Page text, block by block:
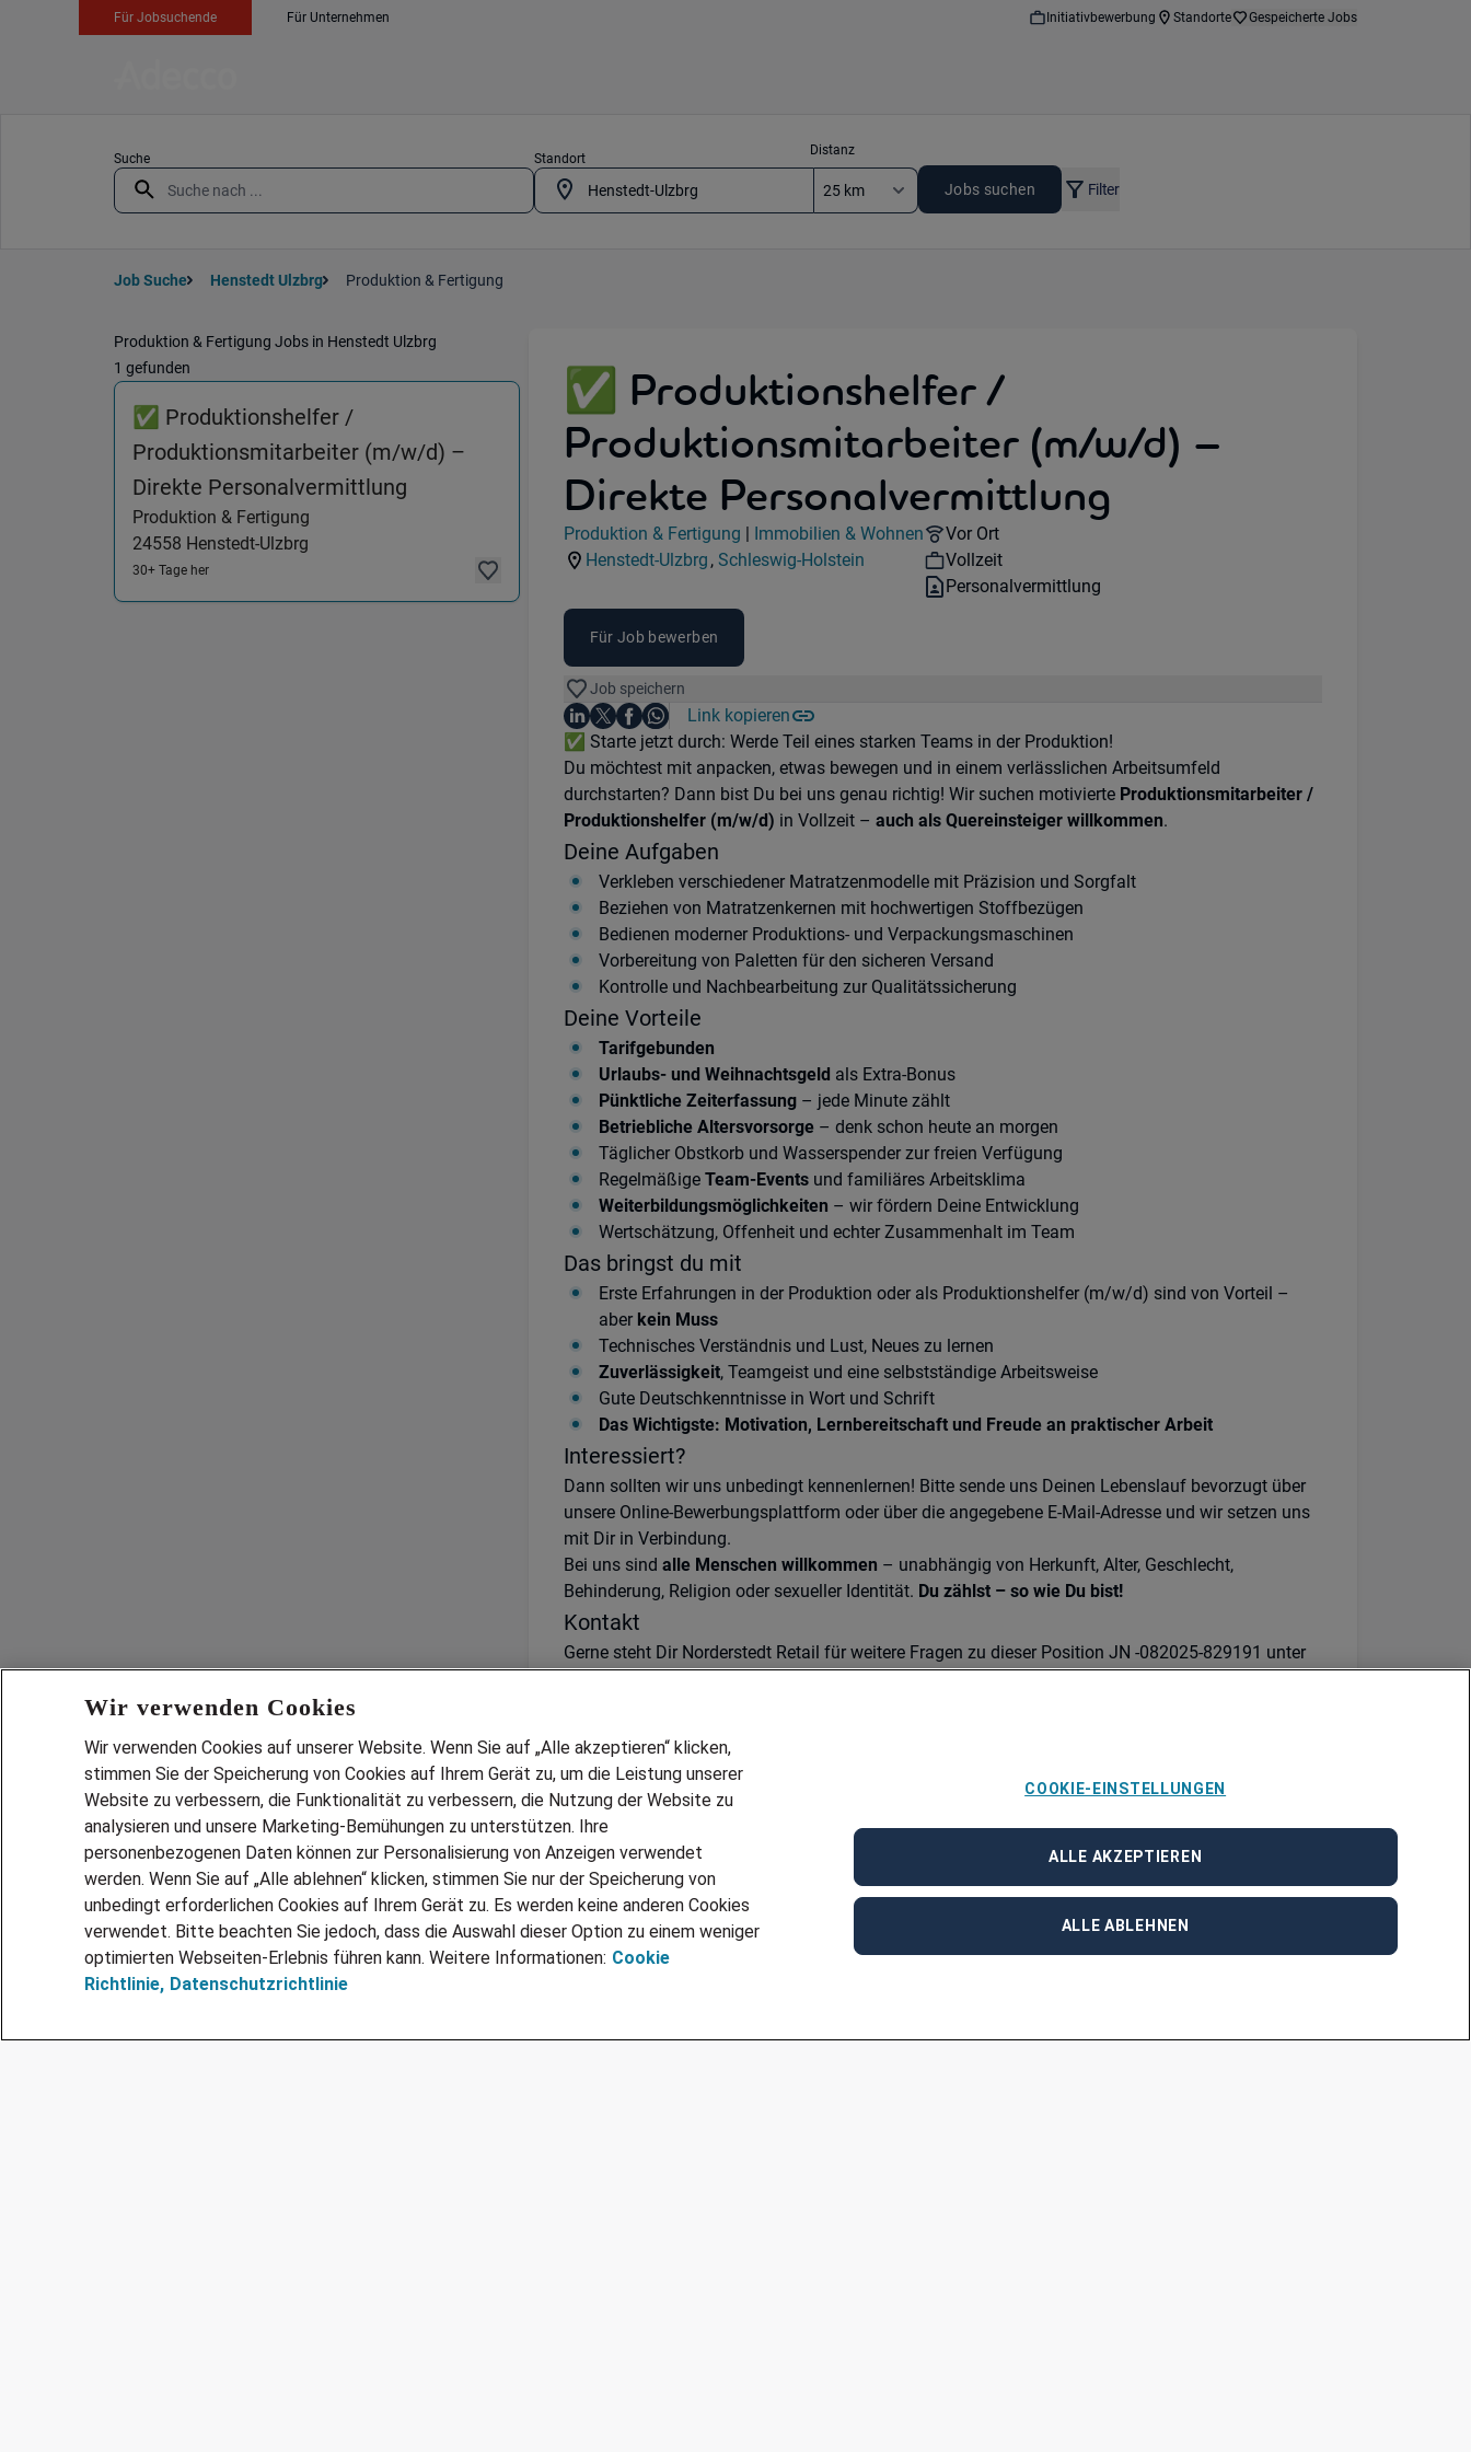
Für Jobsuchende Für Unternehmen Initiativbewerbung Standorte Gespeicherte Jobs
Suche Standort
Distanz
Jobs suchen Filter
Job Suche Henstedt Ulzbrg Produktion & Fertigung
Produktion & Fertigung Jobs in Henstedt Ulzbrg
1 gefunden
✅ Produktionshelfer /
Produktionsmitarbeiter (m/w/d) –
Direkte Personalvermittlung (Produktion & Fertigung) in 24558 Henstedt-Ulzbrg
Produktion & Fertigung
24558 Henstedt-Ulzbrg
30+ Tage her
✅ Produktionshelfer /
Produktionsmitarbeiter (m/w/d) –
Direkte Personalvermittlung
Jobdetails
Kategorie:
Produktion & Fertigung |
Industry:
Immobilien & Wohnen
Standorte:
Henstedt-Ulzbrg ,
Region:
Schleswig-Holstein
Remote Option:
Vor Ort
Workhours:
Vollzeit
Vertragsart:
Personalvermittlung
Für Job bewerben
Job speichern
Teile diesen Job
Auf LinkedIn teilen
Auf X teilen
Auf Facebook teilen
Auf WhatsApp teilen
Link kopieren
Einleitung
✅ Starte jetzt durch: Werde Teil eines starken Teams in der Produktion!
Du möchtest mit anpacken, etwas bewegen und in einem verlässlichen Arbeitsumfeld
durchstarten? Dann bist Du bei uns genau richtig! Wir suchen motivierte Produktionsmitarbeiter /
Produktionshelfer (m/w/d) in Vollzeit – auch als Quereinsteiger willkommen.
Deine Aufgaben
Verkleben verschiedener Matratzenmodelle mit Präzision und Sorgfalt
Beziehen von Matratzenkernen mit hochwertigen Stoffbezügen
Bedienen moderner Produktions- und Verpackungsmaschinen
Vorbereitung von Paletten für den sicheren Versand
Kontrolle und Nachbearbeitung zur Qualitätssicherung
Deine Vorteile
Tarifgebunden
Urlaubs- und Weihnachtsgeld als Extra-Bonus
Pünktliche Zeiterfassung– jede Minute zählt
Betriebliche Altersvorsorge– denk schon heute an morgen
Täglicher Obstkorb und Wasserspender zur freien Verfügung
Regelmäßige Team-Eventsund familiäres Arbeitsklima
Weiterbildungsmöglichkeiten – wir fördern Deine Entwicklung
Wertschätzung, Offenheit und echter Zusammenhalt im Team
Das bringst du mit
Erste Erfahrungen in der Produktion oder als Produktionshelfer (m/w/d) sind von Vorteil –
aber kein Muss
Technisches Verständnis und Lust, Neues zu lernen
Zuverlässigkeit, Teamgeist und eine selbstständige Arbeitsweise
Gute Deutschkenntnisse in Wort und Schrift
Das Wichtigste: Motivation, Lernbereitschaft und Freude an praktischer Arbeit
Interessiert?
Dann sollten wir uns unbedingt kennenlernen! Bitte sende uns Deinen Lebenslauf bevorzugt über
unsere Online-Bewerbungsplattform oder über die angegebene E-Mail-Adresse und wir setzen uns
mit Dir in Verbindung.
Bei uns sind alle Menschen willkommen – unabhängig von Herkunft, Alter, Geschlecht,
Behinderung, Religion oder sexueller Identität. Du zählst – so wie Du bist!
Kontakt
Gerne steht Dir Norderstedt Retail für weitere Fragen zu dieser Position JN -082025-829191 unter
Für Job bewerben
Wir verwenden Cookies
Wir verwenden Cookies auf unserer Website. Wenn Sie auf „Alle akzeptieren“ klicken,
stimmen Sie der Speicherung von Cookies auf Ihrem Gerät zu, um die Leistung unserer
Website zu verbessern, die Funktionalität zu verbessern, die Nutzung der Website zu
analysieren und unsere Marketing-Bemühungen zu unterstützen. Ihre
personenbezogenen Daten können zur Personalisierung von Anzeigen verwendet
werden. Wenn Sie auf „Alle ablehnen“ klicken, stimmen Sie nur der Speicherung von
unbedingt erforderlichen Cookies auf Ihrem Gerät zu. Es werden keine anderen Cookies
verwendet. Bitte beachten Sie jedoch, dass die Auswahl dieser Option zu einem weniger
optimierten Webseiten-Erlebnis führen kann. Weitere Informationen: Cookie
Richtlinie, Datenschutzrichtlinie
COOKIE-EINSTELLUNGEN
ALLE ABLEHNEN
ALLE AKZEPTIEREN